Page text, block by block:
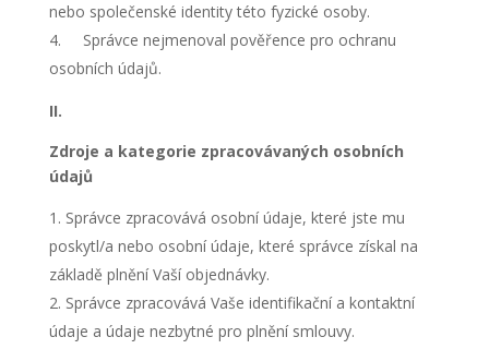
nebo společenské identity této fyzické osoby.
Správce nejmenoval pověřence pro ochranu
osobních údajů.
II.
Zdroje a kategorie zpracovávaných osobních
údajů
Správce zpracovává osobní údaje, které jste mu
poskytl/a nebo osobní údaje, které správce získal na
základě plnění Vaší objednávky.
Správce zpracovává Vaše identifikační a kontaktní
údaje a údaje nezbytné pro plnění smlouvy.
strukturu
webových
stránek na
základě
stránky
používají.
Uživatelská
zkušenost
Aby naše
webové
stránky